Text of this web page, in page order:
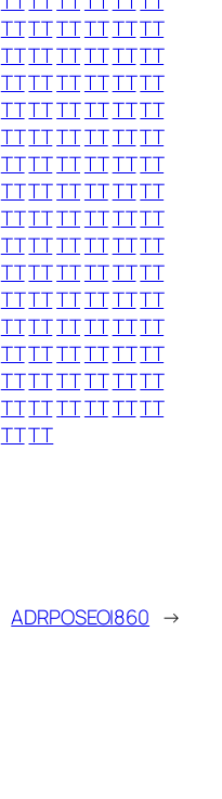
TTTTTTTTTTTT
TTTTTTTTTTTT
TTTTTTTTTTTT
TTTTTTTTTTTT
TTTTTTTTTTTT
TTTTTTTTTTTT
TTTTTTTTTTTT
TTTTTTTTTTTT
TTTTTTTTTTTT
TTTTTTTTTTTT
TTTTTTTTTTTT
TTTTTTTTTTTT
TTTTTTTTTTTT
TTTTTTTTTTTT
TTTTTTTTTTTT
TTTT
ADRPOSEOI860 →